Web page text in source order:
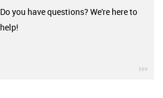
Do you have questions? We're here to
help!